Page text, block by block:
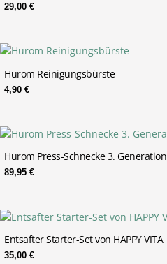
29,00 €
Hurom Reinigungsbürste
4,90 €
Hurom Press-Schnecke 3. Generation
89,95 €
Entsafter Starter-Set von HAPPY VITA
35,00 €